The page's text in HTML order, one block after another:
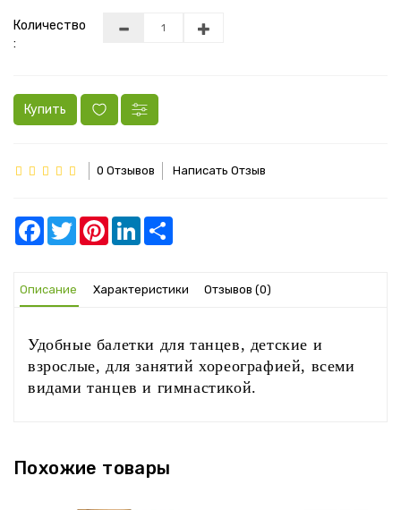
Количество
:
Купить
0 Отзывов Написать Отзыв
Facebook
TwitterPinterestLinkedIn
Описание Характеристики Отзывов (0)
Удобные балетки для танцев, детские и
взрослые, для занятий хореографией, всеми
видами танцев и гимнастикой.
Похожие товары